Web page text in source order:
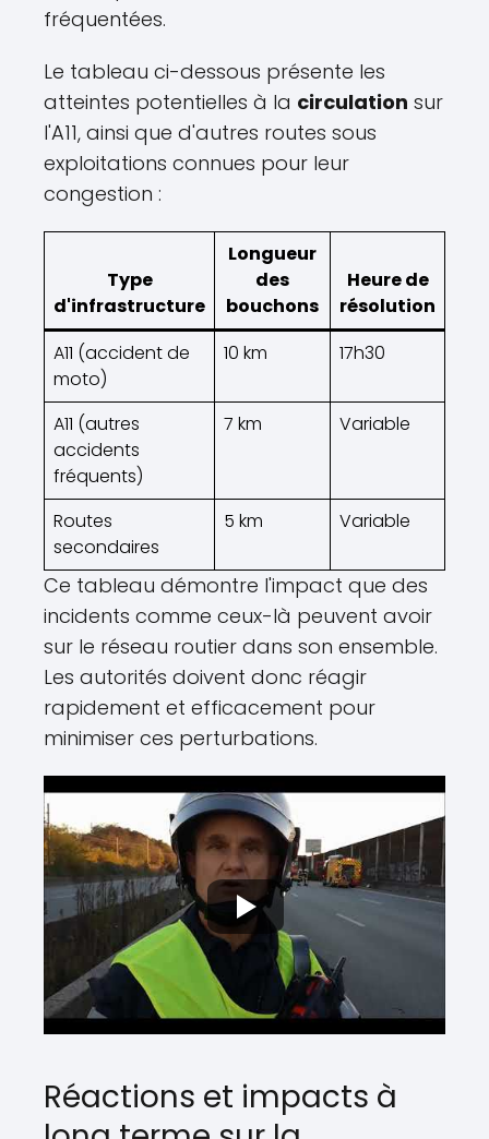
fréquentées.
Le tableau ci-dessous présente les
atteintes potentielles à la circulation sur
l'A11, ainsi que d'autres routes sous
exploitations connues pour leur
congestion :
Type
d'infrastructure
Longueur
des
bouchons
Heure de
résolution
A11 (accident de
moto)
10 km 17h30
A11 (autres
accidents
fréquents)
7 km Variable
Routes
secondaires
5 km Variable
Ce tableau démontre l'impact que des
incidents comme ceux-là peuvent avoir
sur le réseau routier dans son ensemble.
Les autorités doivent donc réagir
rapidement et efficacement pour
minimiser ces perturbations.
Réactions et impacts à